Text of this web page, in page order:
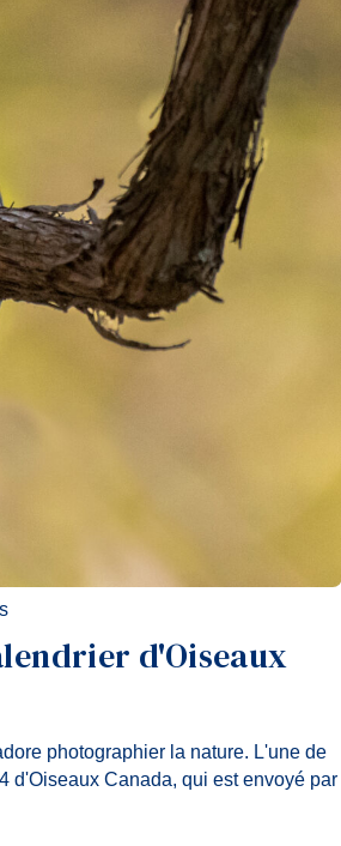
d'Oiseaux
photographier la nature. L'une de
d'Oiseaux Canada, qui est envoyé par